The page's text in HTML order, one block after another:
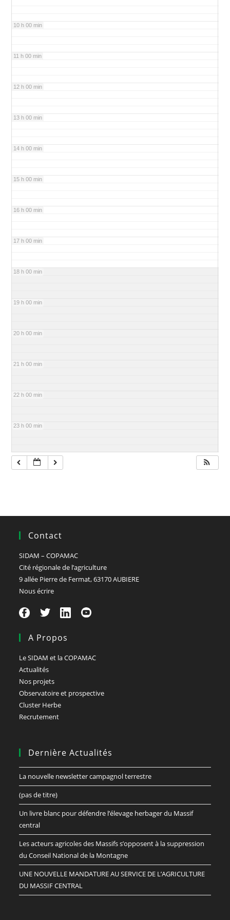
10 h 00 min
11 h 00 min
12 h 00 min
13 h 00 min
14 h 00 min
15 h 00 min
16 h 00 min
17 h 00 min
18 h 00 min
19 h 00 min
20 h 00 min
21 h 00 min
22 h 00 min
23 h 00 min
Contact
SIDAM – COPAMAC
Cité régionale de l’agriculture
9 allée Pierre de Fermat, 63170 AUBIERE
Nous écrire
A Propos
Le SIDAM et la COPAMAC
Actualités
Nos projets
Observatoire et prospective
Cluster Herbe
Recrutement
Dernière Actualités
La nouvelle newsletter campagnol terrestre
(pas de titre)
Un livre blanc pour défendre l’élevage herbager du Massif
central
Les acteurs agricoles des Massifs s’opposent à la suppression
du Conseil National de la Montagne
UNE NOUVELLE MANDATURE AU SERVICE DE L’AGRICULTURE
DU MASSIF CENTRAL